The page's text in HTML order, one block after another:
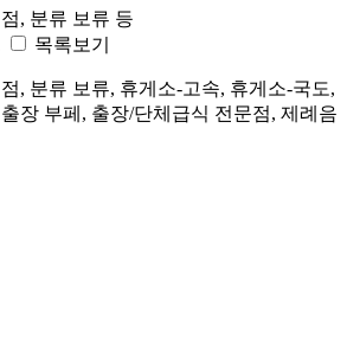
, 분류 보류 등
목록보기
, 분류 보류, 휴게소-고속, 휴게소-국도,
장 부페, 출장/단체급식 전문점, 제례음